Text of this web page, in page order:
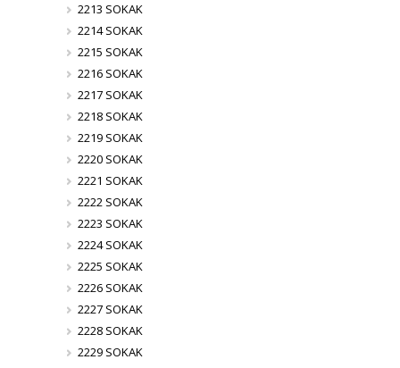
2213 SOKAK
2214 SOKAK
2215 SOKAK
2216 SOKAK
2217 SOKAK
2218 SOKAK
2219 SOKAK
2220 SOKAK
2221 SOKAK
2222 SOKAK
2223 SOKAK
2224 SOKAK
2225 SOKAK
2226 SOKAK
2227 SOKAK
2228 SOKAK
2229 SOKAK